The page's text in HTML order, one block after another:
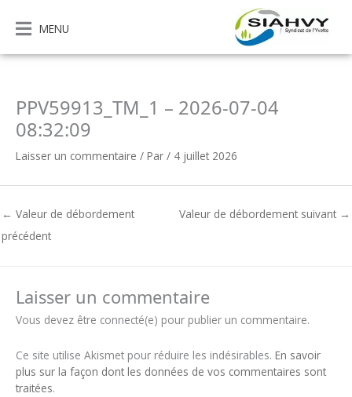
contenu
MENU
PPV59913_TM_1 – 2026-07-04
08:32:09
Laisser un commentaire / Par / 4 juillet 2026
← Valeur de débordement
précédent
Valeur de débordement suivant →
Laisser un commentaire
Vous devez être connecté(e) pour publier un commentaire.
Ce site utilise Akismet pour réduire les indésirables. En savoir
plus sur la façon dont les données de vos commentaires sont
traitées.